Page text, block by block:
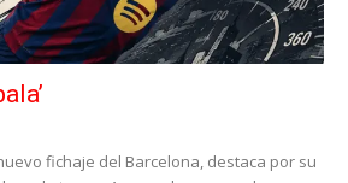
fichaje del Barcelona, destaca por su